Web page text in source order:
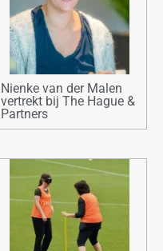
Nienke van der Malen
vertrekt bij The Hague &
Partners